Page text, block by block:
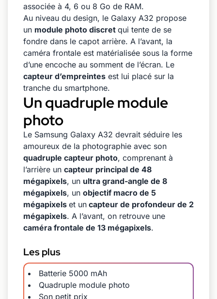
associée à 4, 6 ou 8 Go de RAM.
Au niveau du design, le Galaxy A32 propose
un module photo discret qui tente de se
fondre dans le capot arrière. A l’avant, la
caméra frontale est matérialisée sous la forme
d’une encoche au somment de l’écran. Le
capteur d’empreintes est lui placé sur la
tranche du smartphone.
Un quadruple module
photo
Le Samsung Galaxy A32 devrait séduire les
amoureux de la photographie avec son
quadruple capteur photo, comprenant à
l’arrière un capteur principal de 48
mégapixels, un ultra grand-angle de 8
mégapixels, un objectif macro de 5
mégapixels et un capteur de profondeur de 2
mégapixels. A l’avant, on retrouve une
caméra frontale de 13 mégapixels.
Les plus
Batterie 5000 mAh
Quadruple module photo
Son petit prix